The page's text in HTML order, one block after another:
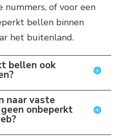
nummers, of voor een
bellen binnen
het buitenland.
bellen ook
naar vaste
onbeperkt